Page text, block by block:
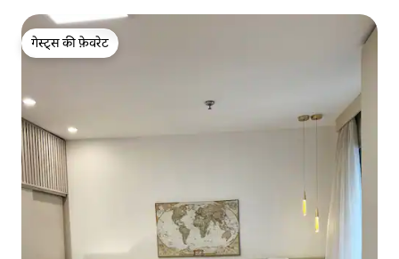
गेस्ट्स की फ़ेवरेट
गेस्ट्स की फ़ेवरेट